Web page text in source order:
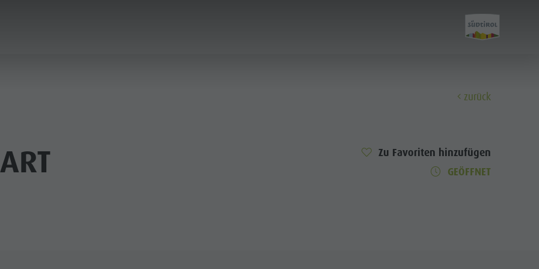
zurück
Zu Favoriten hinzufügen
GEÖFFNET